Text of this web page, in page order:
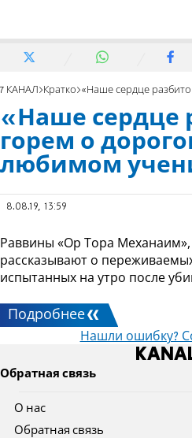
7 КАНАЛ Кратко «Наше сердце разбито горем о
«Наше сердце
горем о
любимом
8.08.19, 13:59
Раввины «Ор Тора Механаим»,
рассказывают о
испытанных на утро после
Подробнее
Нашли ошибку?
Обратная связь
О нас
Обратная связь